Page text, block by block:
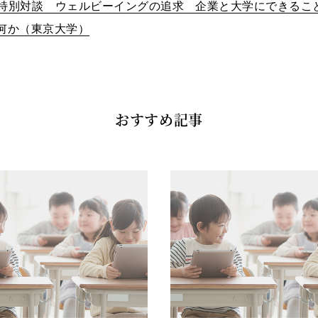
別対談 ウェルビーイングの追求 企業と大学にできるこ
か（東京大学）
おすすめ記事